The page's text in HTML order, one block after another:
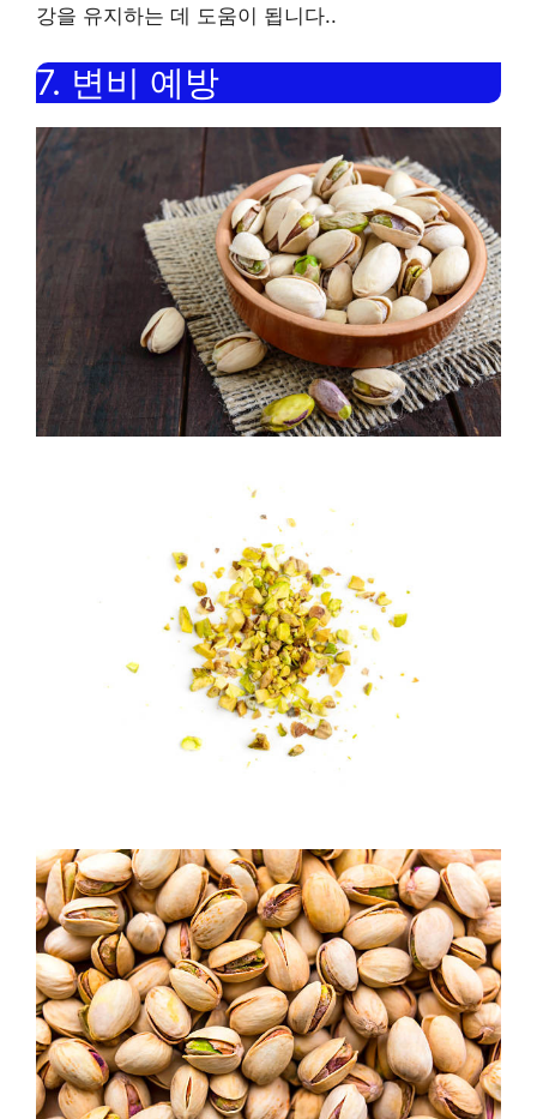
강을 유지하는 데 도움이 됩니다..
7. 변비 예방